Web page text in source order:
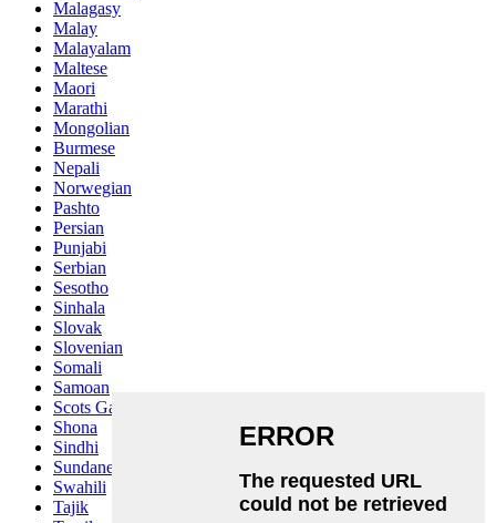
Malagasy
Malay
Malayalam
Maltese
Maori
Marathi
Mongolian
Burmese
Nepali
Norwegian
Pashto
Persian
Punjabi
Serbian
Sesotho
Sinhala
Slovak
Slovenian
Somali
Samoan
Scots Gaelic
Shona
Sindhi
Sundanese
Swahili
Tajik